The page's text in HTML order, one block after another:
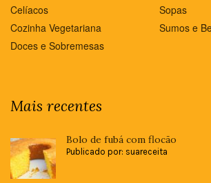
Celíacos
Cozinha Vegetariana
Doces e Sobremesas
Sopas
Sumos e
Mais recentes
Bolo de fubá com flocão
Publicado por: suareceita